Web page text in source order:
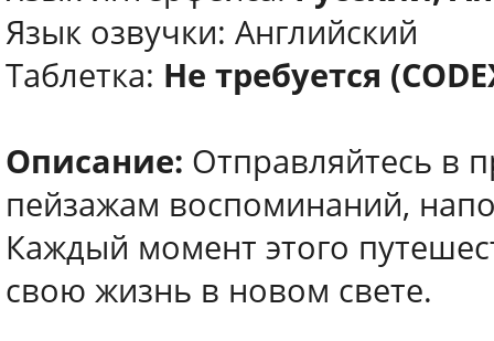
Язык озвучки: Английский
Таблетка: Не требуется
Описание: Отправляйтесь в
пейзажам воспоминаний,
Каждый момент этого
свою жизнь в новом свете.